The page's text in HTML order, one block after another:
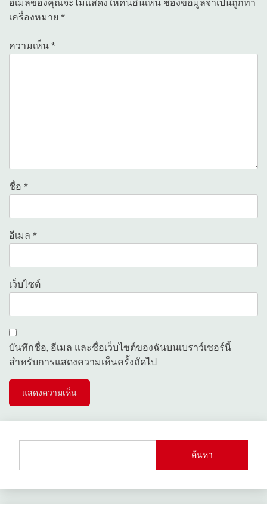
เครื่องหมาย *
ความเห็น *
ชื่อ *
อีเมล *
เว็บไซต์
บันทึกชื่อ, อีเมล และชื่อเว็บไซต์ของฉันบนเบราว์เซอร์นี้
สำหรับการแสดงความเห็นครั้งถัดไป
ค้นหา